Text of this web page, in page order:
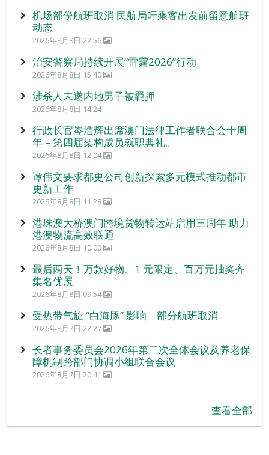
机场部份航班取消 民航局吁乘客出发前留意航班
动态
2026年8月8日 22:56
治安警察局持续开展“雷霆2026”行动
2026年8月8日 15:40
涉杀人未遂内地男子被羁押
2026年8月8日 14:24
行政长官岑浩辉出席澳门法律工作者联合会十周
年 – 第四届架构成员就职典礼。
2026年8月8日 12:04
谭伟文要求都更公司创新探索多元模式推动都市
更新工作
2026年8月8日 11:28
港珠澳大桥澳门跨境货物转运站启用三周年 助力
港澳物流高效联通
2026年8月8日 10:00
最后两天！万款好物、1 元限定、百万元抽奖齐
集名优展
2026年8月8日 09:54
受热带气旋 “白海豚” 影响 部分航班取消
2026年8月7日 22:27
长者事务委员会2026年第二次全体会议及养老保
障机制跨部门协调小组联合会议
2026年8月7日 20:41
查看全部